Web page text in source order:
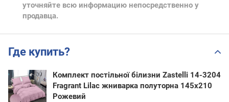
уточняйте всю информацию непосредственно у
продавца.
Где купить?
Комплект постільної білизни Zastelli 14-3204
Fragrant Lilac жниварка полуторна 145х210
Рожевий